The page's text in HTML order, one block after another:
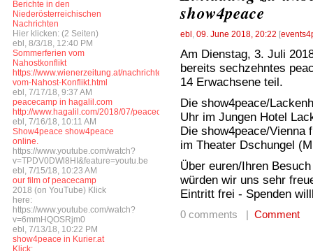
Berichte in den
Niederösterreichischen
Nachrichten
Hier klicken: (2 Seiten)
ebl, 8/3/18, 12:40 PM
Sommerferien vom
Nahostkonflikt
https://www.wienerzeitung.at/nachrichten/welt/weltchronik/
vom-Nahost-Konflikt.html
ebl, 7/17/18, 9:37 AM
peacecamp in hagalil.com
http://www.hagalil.com/2018/07/peacecamp2018/
ebl, 7/16/18, 10:11 AM
Show4peace show4peace
online.
https://www.youtube.com/watch?
v=TPDV0DWl8HI&feature=youtu.be
ebl, 7/15/18, 10:23 AM
our film of peacecamp
2018 (on YouTube) Klick
here:
https://www.youtube.com/watch?
v=6mmHQOSRjm0
ebl, 7/13/18, 10:22 PM
show4peace in Kurier.at
Klick:
show4peace
ebl , 09. June 2018, 20:22 [
Am Dienstag, 3. Juli
bereits sechzehntes
14 Erwachsene teil.
Die show4peace/
Uhr im Jungen Hotel
Die show4peace/Vienna
im Theater Dschungel
Über euren/Ihren
würden wir uns sehr
Eintritt frei - Spenden
0 comments | Comment